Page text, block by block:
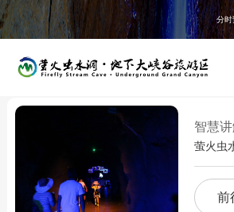
分时
影像集 美图集
智慧
萤火虫
前